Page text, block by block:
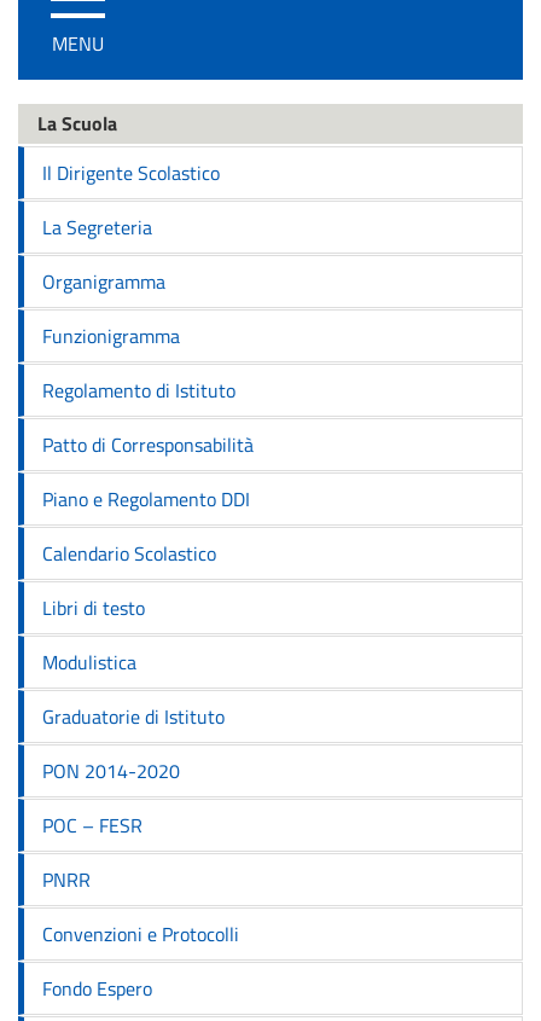
/
disattiva
navigazione
MENU
La Scuola
Il Dirigente Scolastico
La Segreteria
Organigramma
Funzionigramma
Regolamento di Istituto
Patto di Corresponsabilità
Piano e Regolamento DDI
Calendario Scolastico
Libri di testo
Modulistica
Graduatorie di Istituto
PON 2014-2020
POC – FESR
PNRR
Convenzioni e Protocolli
Fondo Espero